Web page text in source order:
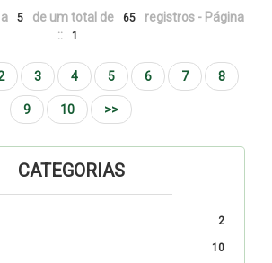
a 5 de um total de 65
registros - Página
::
1
3 4 5 6 7 8
9 10 >>
CATEGORIAS
2
10